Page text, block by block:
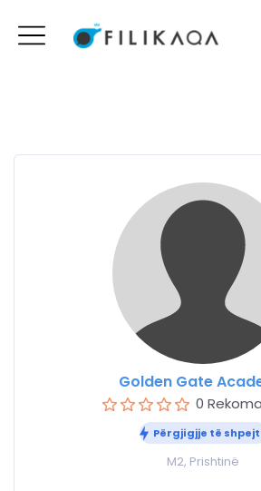
Golden Gate
0
Përgjigjje të
M2, Prishtinë